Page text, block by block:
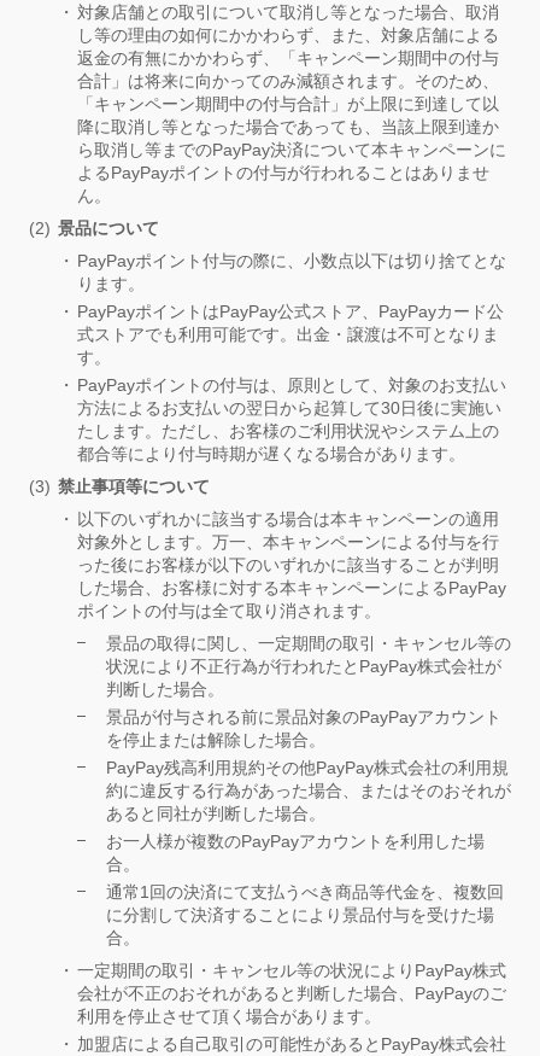
対象店舗との取引について取消し等となった場合、取消
し等の理由の如何にかかわらず、また、対象店舗による
返金の有無にかかわらず、「キャンペーン期間中の付与
合計」は将来に向かってのみ減額されます。そのため、
「キャンペーン期間中の付与合計」が上限に到達して以
降に取消し等となった場合であっても、当該上限到達か
ら取消し等までのPayPay決済について本キャンペーンに
よるPayPayポイントの付与が行われることはありませ
ん。
景品について
PayPayポイント付与の際に、小数点以下は切り捨てとな
ります。
PayPayポイントはPayPay公式ストア、PayPayカード公
式ストアでも利用可能です。出金・譲渡は不可となりま
す。
PayPayポイントの付与は、原則として、対象のお支払い
方法によるお支払いの翌日から起算して30日後に実施い
たします。ただし、お客様のご利用状況やシステム上の
都合等により付与時期が遅くなる場合があります。
禁止事項等について
以下のいずれかに該当する場合は本キャンペーンの適用
対象外とします。万一、本キャンペーンによる付与を行
った後にお客様が以下のいずれかに該当することが判明
した場合、お客様に対する本キャンペーンによるPayPay
ポイントの付与は全て取り消されます。
景品の取得に関し、一定期間の取引・キャンセル等の
状況により不正行為が行われたとPayPay株式会社が
判断した場合。
景品が付与される前に景品対象のPayPayアカウント
を停止または解除した場合。
PayPay残高利用規約その他PayPay株式会社の利用規
約に違反する行為があった場合、またはそのおそれが
あると同社が判断した場合。
お一人様が複数のPayPayアカウントを利用した場
合。
通常1回の決済にて支払うべき商品等代金を、複数回
に分割して決済することにより景品付与を受けた場
合。
一定期間の取引・キャンセル等の状況によりPayPay株式
会社が不正のおそれがあると判断した場合、PayPayのご
利用を停止させて頂く場合があります。
加盟店による自己取引の可能性があるとPayPay株式会社